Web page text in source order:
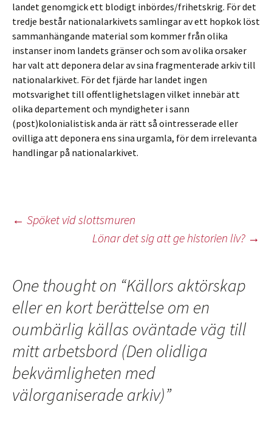
landet genomgick ett blodigt inbördes/frihetskrig. För det
tredje består nationalarkivets samlingar av ett hopkok löst
sammanhängande material som kommer från olika
instanser inom landets gränser och som av olika orsaker
har valt att deponera delar av sina fragmenterade arkiv till
nationalarkivet. För det fjärde har landet ingen
motsvarighet till offentlighetslagen vilket innebär att
olika departement och myndigheter i sann
(post)kolonialistisk anda är rätt så ointresserade eller
ovilliga att deponera ens sina urgamla, för dem irrelevanta
handlingar på nationalarkivet.
Inläggsnavigering
← Spöket vid slottsmuren
Lönar det sig att ge historien liv? →
One thought on “Källors aktörskap
eller en kort berättelse om en
oumbärlig källas oväntade väg till
mitt arbetsbord (Den olidliga
bekvämligheten med
välorganiserade arkiv)”